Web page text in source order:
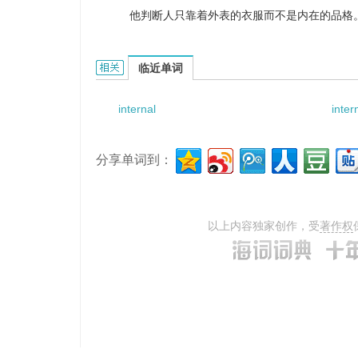
他判断人只靠着外表的衣服而不是内在的品格
internal character的相关资料：
临近单词
internal
分享单词到：
以上内容独家创作，受著作权